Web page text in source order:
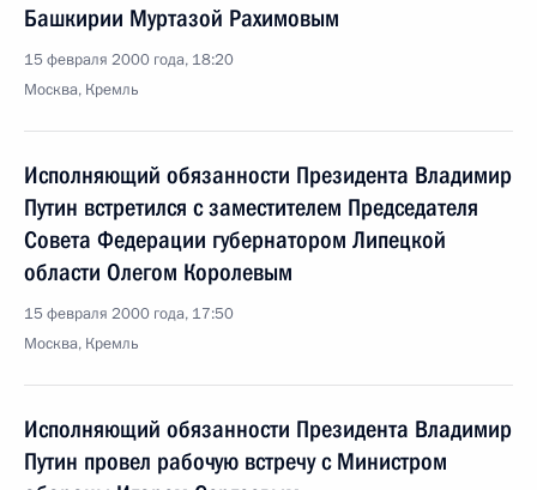
Башкирии Муртазой Рахимовым
15 февраля 2000 года, 18:20
Москва, Кремль
Исполняющий обязанности Президента Владимир
Путин встретился с заместителем Председателя
Совета Федерации губернатором Липецкой
области Олегом Королевым
15 февраля 2000 года, 17:50
Москва, Кремль
Исполняющий обязанности Президента Владимир
Путин провел рабочую встречу с Министром